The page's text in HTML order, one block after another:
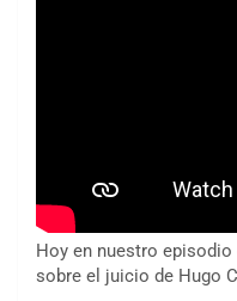
Hoy en nuestro
sobre el juicio de Hugo